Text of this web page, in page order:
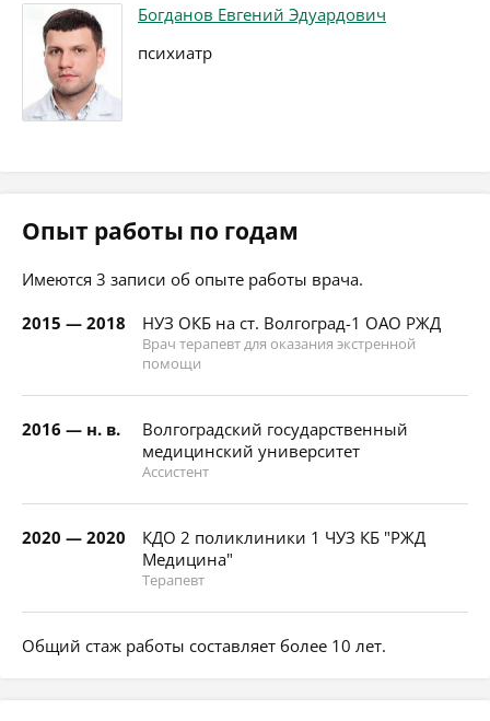
Богданов Евгений Эдуардович
психиатр
Опыт работы по годам
Имеются 3 записи об опыте работы врача.
2015 — 2018
НУЗ ОКБ на ст. Волгоград-1 ОАО РЖД
Врач терапевт для оказания экстренной
помощи
2016 — н. в.
Волгоградский государственный
медицинский университет
Ассистент
2020 — 2020
КДО 2 поликлиники 1 ЧУЗ КБ "РЖД
Медицина"
Терапевт
Общий стаж работы составляет более 10 лет.